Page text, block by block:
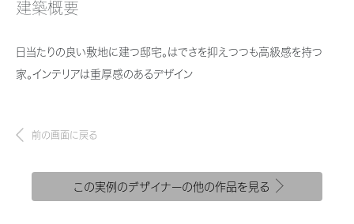
住まいの売却
これから住まいをご検討の方
づくりを楽しく学べるデジタルラウンジです。
ホームラウンジ 新築・戸建て
ホームラウンジ 土地活用・賃貸経営
の具体策とアイデアを豊富にご用意しています。
ホームラウンジ リフォーム
ちづくりを実現していきます。
ームからの大切なお知らせなど配信しています。
中途採用
建築概要
日当たりの良い敷地に建つ邸宅。はでさを抑えつつも高級感を持つ
家。インテリアは重厚感のあるデザイン
前の画面に戻る
この実例のデザイナーの他の作品を見る